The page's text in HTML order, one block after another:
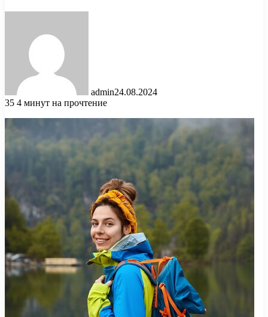
admin24.08.2024
35 4 минут на прочтение